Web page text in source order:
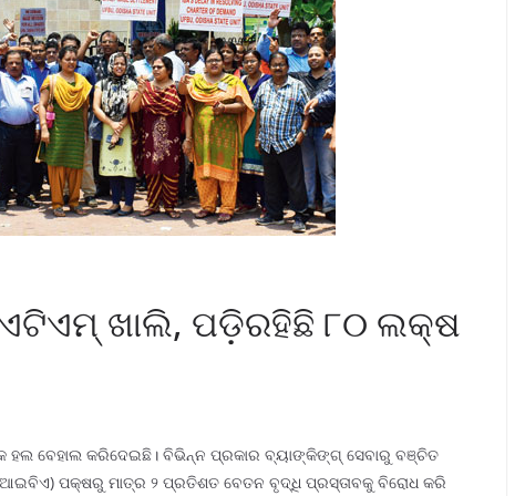
ଖାଲି, ପଡ଼ିରହିଛି ୮୦ ଲକ୍ଷ
ହଲ ବେହାଲ କରିଦେଇଛି। ବିଭିନ୍ନ ପ୍ରକାର ବ୍ୟାଙ୍କିଙ୍ଗ୍‌ ସେବାରୁ ବଞ୍ଚିତ
ପକ୍ଷରୁ ମାତ୍ର ୨ ପ୍ରତିଶତ ବେତନ ବୃଦ୍ଧି ପ୍ରସ୍ତାବକୁ ବିରୋଧ କରି